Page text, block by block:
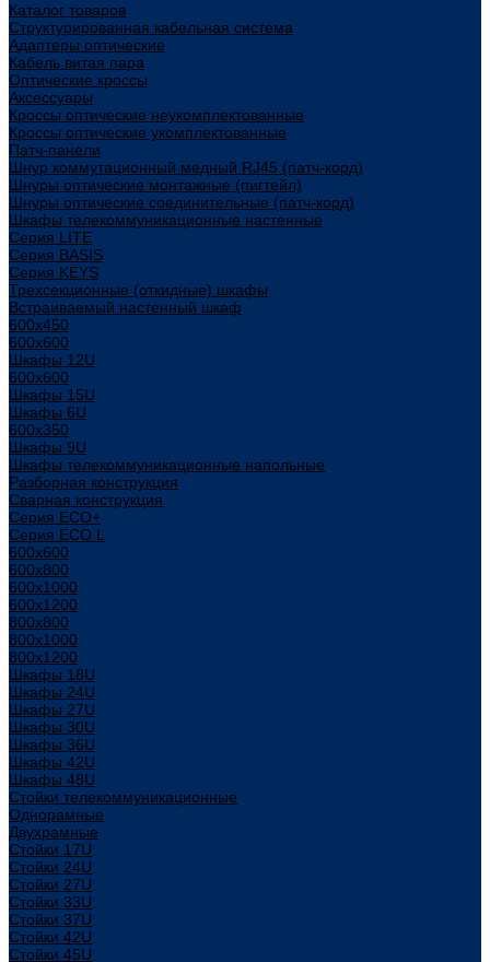
Каталог товаров
Структурированная кабельная система
Адаптеры оптические
Кабель витая пара
Оптические кроссы
Аксессуары
Кроссы оптические неукомплектованные
Кроссы оптические укомплектованные
Патч-панели
Шнур коммутационный медный RJ45 (патч-корд)
Шнуры оптические монтажные (пигтейл)
Шнуры оптические соединительные (патч-корд)
Шкафы телекоммуникационные настенные
Cерия LITE
Cерия BASIS
Cерия KEYS
Трехсекционные (откидные) шкафы
Встраиваемый настенный шкаф
600x450
600x600
Шкафы 12U
600x600
Шкафы 15U
Шкафы 6U
600x350
Шкафы 9U
Шкафы телекоммуникационные напольные
Разборная конструкция
Сварная конструкция
Серия ECO+
Серия ECO L
600x600
600x800
600х1000
600х1200
800x800
800х1000
800х1200
Шкафы 18U
Шкафы 24U
Шкафы 27U
Шкафы 30U
Шкафы 36U
Шкафы 42U
Шкафы 48U
Стойки телекоммуникационные
Однорамные
Двухрамные
Стойки 17U
Стойки 24U
Стойки 27U
Стойки 33U
Стойки 37U
Стойки 42U
Стойки 45U